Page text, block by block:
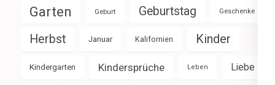
Garten Geburt Geburtstag Geschenke
Herbst Januar Kalifornien Kinder
Kindergarten Kindersprüche Leben Liebe